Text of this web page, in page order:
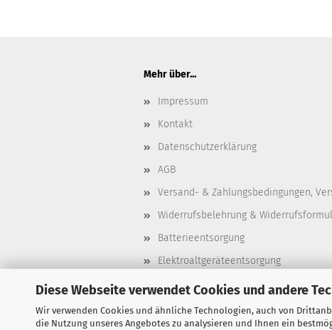
Diese Webseite verwendet Cookies und andere
Wir verwenden Cookies und ähnliche Technologien, auch von
die Nutzung unseres Angebotes zu analysieren und Ihnen ein
Mehr über...
Impressum
Kontakt
Datenschutzerklärung
AGB
Versand- & Zahlungsbedingungen,
Widerrufsbelehrung &
Batterieentsorgung
Elektroaltgeräteentsorgung
Cookie Einstellungen